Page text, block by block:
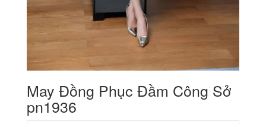
May Đồng Phục Đầm Công Sở
pn1936